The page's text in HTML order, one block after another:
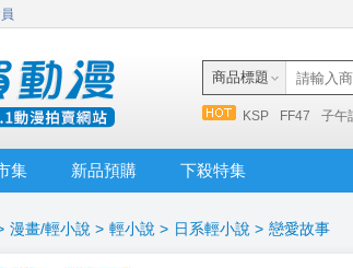
商品標題
KSP FF47 子午
集 新品預購 下殺特集
漫畫/輕小說 > 輕小說 > 日系輕小說 > 戀愛故事